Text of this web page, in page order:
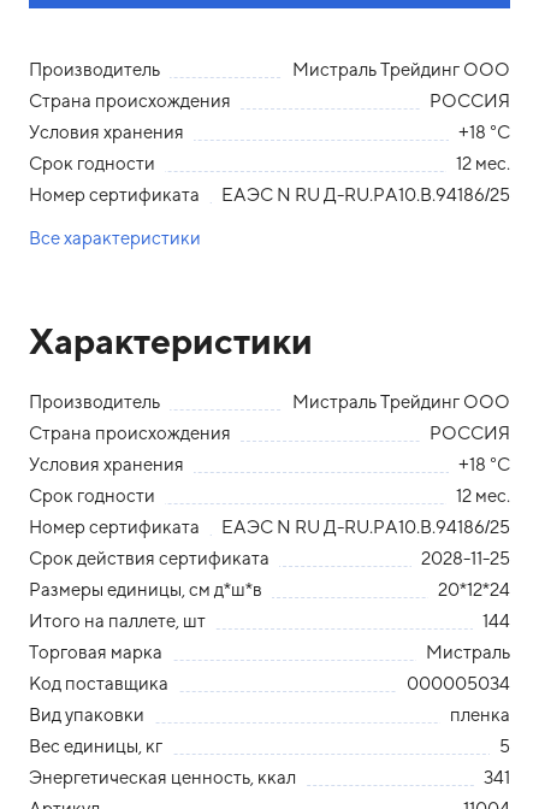
Производитель
Мистраль Трейдинг ООО
Страна происхождения
РОССИЯ
Условия хранения
+18 °С
Срок годности
12 мес.
Номер сертификата
ЕАЭС N RU Д-RU.РА10.В.94186/25
Все характеристики
Характеристики
Производитель
Мистраль Трейдинг ООО
Страна происхождения
РОССИЯ
Условия хранения
+18 °С
Срок годности
12 мес.
Номер сертификата
ЕАЭС N RU Д-RU.РА10.В.94186/25
Срок действия сертификата
2028-11-25
Размеры единицы, см д*ш*в
20*12*24
Итого на паллете, шт
144
Торговая марка
Мистраль
Код поставщика
000005034
Вид упаковки
пленка
Вес единицы, кг
5
Энергетическая ценность, ккал
341